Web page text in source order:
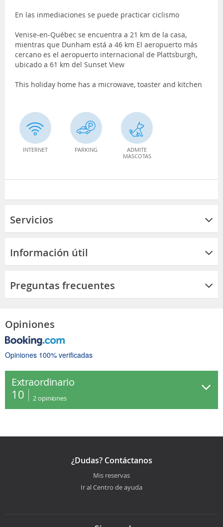
En las inmediaciones se puede practicar ciclismo
Venise-en-Québec se encuentra a 21 km de la casa,
mientras que Dunham está a 46 km El aeropuerto más
cercano es el aeropuerto internacional de Plattsburgh,
ubicado a 61 km del Sunset View
This holiday home has a microwave, toaster and kitchen
INTERNET PARKING
ADMITE
MASCOTAS
Servicios
Información útil
Preguntas frecuentes
Opiniones
Opiniones 100% verificadas
Extraordinario
10 2 opiniones
¿Dudas? Contáctanos
Mis reservas
Ir al Centro de ayuda